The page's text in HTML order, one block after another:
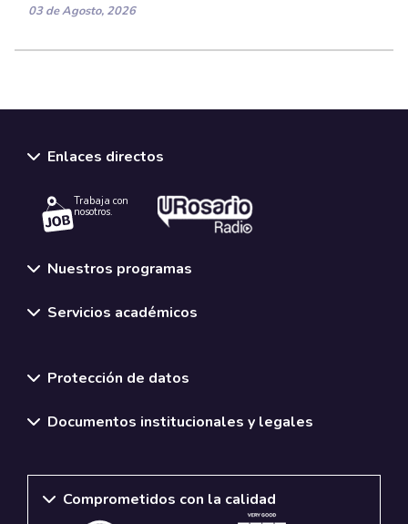
03 de Agosto, 2026
Enlaces directos
Trabaja con
nosotros.
Nuestros programas
Servicios académicos
Protección de datos
Documentos institucionales y legales
Comprometidos con la calidad